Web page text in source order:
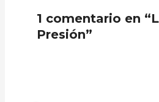
1 comentario en
Presión”